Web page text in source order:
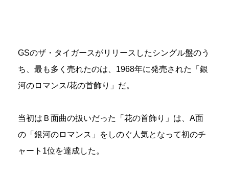
GSのザ・タイガースがリリースしたシングル盤のう
ち、最も多く売れたのは、1968年に発売された「銀
河のロマンス/花の首飾り」だ。
当初はＢ面曲の扱いだった「花の首飾り」は、A面
の「銀河のロマンス」をしのぐ人気となって初のチ
ャート1位を達成した。